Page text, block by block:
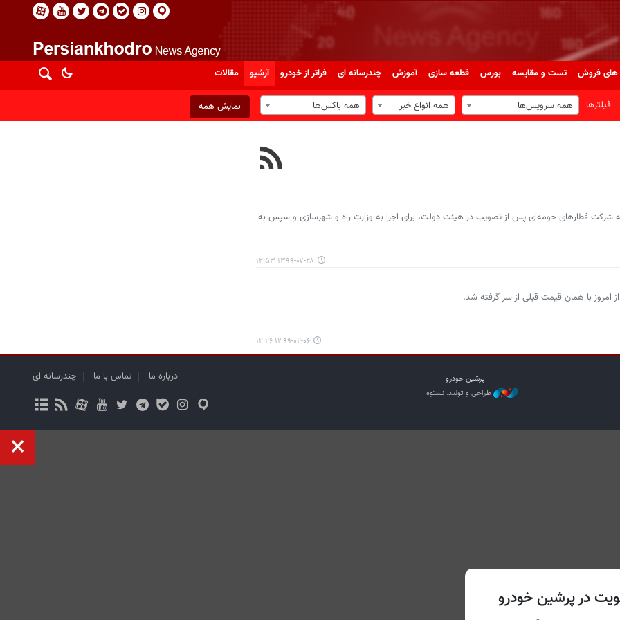
فروش تست و مقایسه بورس قطعه سازی آموزش چندرسانه ای فراتر از خودرو آرشیو مقالات
فیلترها همه سرویس‌ها همه انواع خبر همه باکس‌ها نمایش همه
قطارهای حومه‌ای پس از تصویب در هیئت دولت، برای اجرا به وزارت راه و شهرسازی و سپس به
۱۳۹۹-۰۷-۲۸ ۱۲:۵۳
امروز با همان قیمت قبلی از سر گرفته شد.
۱۳۹۹-۰۲-۰۶ ۱۲:۲۶
پرشین خودرو
طراحی و تولید: نستوه
درباره ما تماس با ما چندرسانه ای
در پرشین خودرو